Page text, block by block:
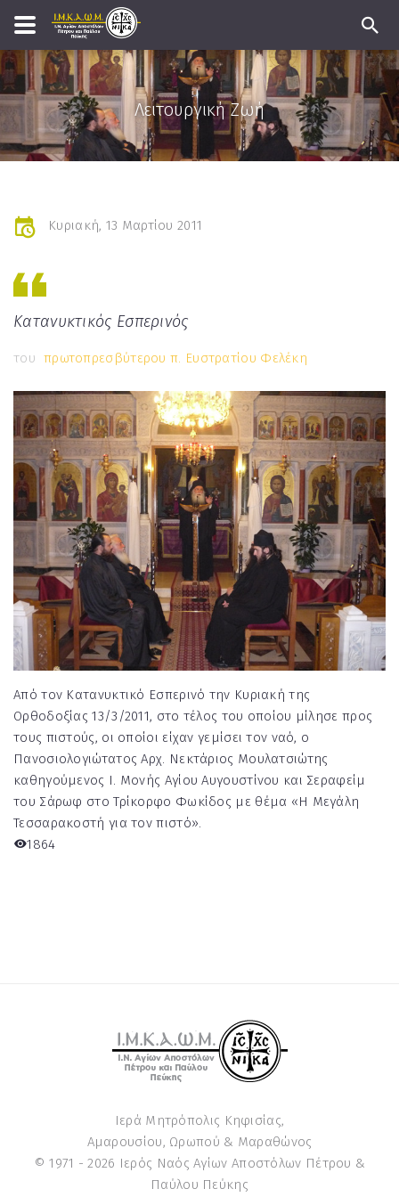
Λειτουργική Ζωή
Κυριακή, 13 Μαρτίου 2011
Κατανυκτικός Εσπερινός
του πρωτοπρεσβύτερου π. Ευστρατίου Φελέκη
Από τον Κατανυκτικό Εσπερινό την Κυριακή της
Ορθοδοξίας 13/3/2011, στο τέλος του οποίου μίλησε προς
τους πιστούς, οι οποίοι είχαν γεμίσει τον ναό, ο
Πανοσιολογιώτατος Αρχ. Νεκτάριος Μουλατσιώτης
καθηγούμενος Ι. Μονής Αγίου Αυγουστίνου και Σεραφείμ
του Σάρωφ στο Τρίκορφο Φωκίδος με θέμα «Η Μεγάλη
Τεσσαρακοστή για τον πιστό».
1864
Ιερά Μητρόπολις Κηφισίας,
Αμαρουσίου, Ωρωπού & Μαραθώνος
© 1971 -2026 Ιερός Ναός Αγίων Αποστόλων Πέτρου &
Παύλου Πεύκης